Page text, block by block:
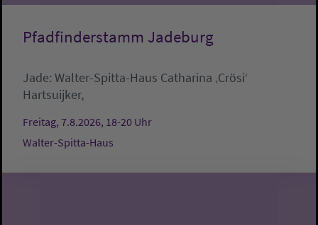
Pfadfinderstamm Jadeburg
Jade: Walter-Spitta-Haus Catharina ‚Crösi‘
Hartsuijker,
Freitag, 7.8.2026, 18-20 Uhr
Walter-Spitta-Haus